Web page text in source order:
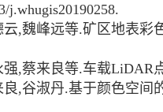
j.whugis20190258.
云,魏峰远等.矿区地表彩
强,蔡来良等.车载LiDAR
良,谷淑丹.基于颜色空间